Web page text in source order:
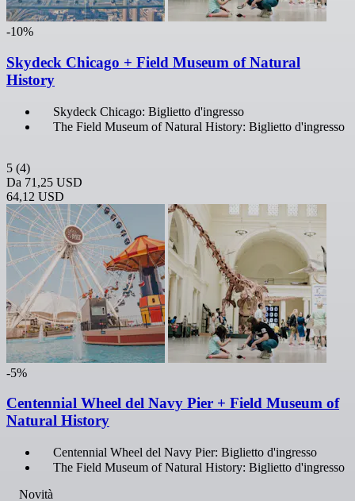
-10%
Skydeck Chicago + Field Museum of Natural
History
Skydeck Chicago: Biglietto d'ingresso
The Field Museum of Natural History: Biglietto d'ingresso
5 (4)
Da 71,25 USD
64,12 USD
-5%
Centennial Wheel del Navy Pier + Field Museum of
Natural History
Centennial Wheel del Navy Pier: Biglietto d'ingresso
The Field Museum of Natural History: Biglietto d'ingresso
Novità